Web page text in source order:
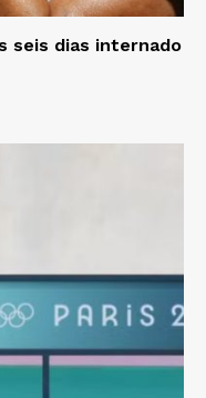
seis dias internado